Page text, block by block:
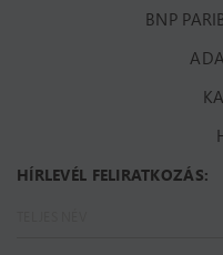
BNP
HÍRLEVÉL FELIRATKOZÁS: